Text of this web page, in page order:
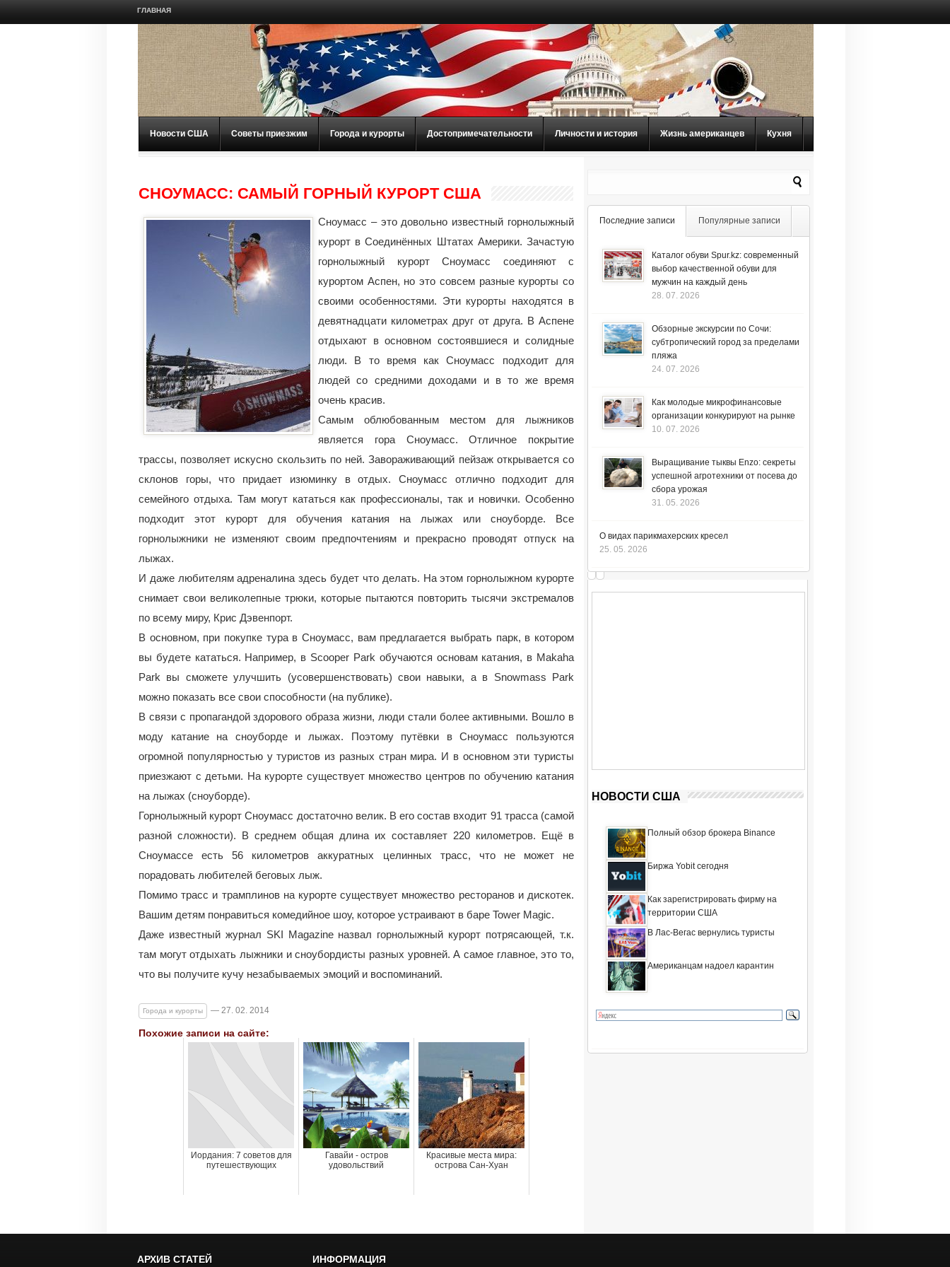
ГЛАВНАЯ
Новости США Советы приезжим Города и курорты Достопримечательности Личности и история Жизнь американцев Кухня
СНОУМАСС: САМЫЙ ГОРНЫЙ КУРОРТ США
Сноумасс – это довольно известный горнолыжный
курорт в Соединённых Штатах Америки. Зачастую
горнолыжный курорт Сноумасс соединяют с
курортом Аспен, но это совсем разные курорты со
своими особенностями. Эти курорты находятся в
девятнадцати километрах друг от друга. В Аспене
отдыхают в основном состоявшиеся и солидные
люди. В то время как Сноумасс подходит для
людей со средними доходами и в то же время
очень красив.
Самым облюбованным местом для лыжников
является гора Сноумасс. Отличное покрытие
трассы, позволяет искусно скользить по ней. Завораживающий пейзаж открывается со
склонов горы, что придает изюминку в отдых. Сноумасс отлично подходит для
семейного отдыха. Там могут кататься как профессионалы, так и новички. Особенно
подходит этот курорт для обучения катания на лыжах или сноуборде. Все
горнолыжники не изменяют своим предпочтениям и прекрасно проводят отпуск на
лыжах.
И даже любителям адреналина здесь будет что делать. На этом горнолыжном курорте
снимает свои великолепные трюки, которые пытаются повторить тысячи экстремалов
по всему миру, Крис Дэвенпорт.
В основном, при покупке тура в Сноумасс, вам предлагается выбрать парк, в котором
вы будете кататься. Например, в Scooper Park обучаются основам катания, в Makaha
Park вы сможете улучшить (усовершенствовать) свои навыки, а в Snowmass Park
можно показать все свои способности (на публике).
В связи с пропагандой здорового образа жизни, люди стали более активными. Вошло в
моду катание на сноуборде и лыжах. Поэтому путёвки в Сноумасс пользуются
огромной популярностью у туристов из разных стран мира. И в основном эти туристы
приезжают с детьми. На курорте существует множество центров по обучению катания
на лыжах (сноуборде).
Горнолыжный курорт Сноумасс достаточно велик. В его состав входит 91 трасса (самой
разной сложности). В среднем общая длина их составляет 220 километров. Ещё в
Сноумассе есть 56 километров аккуратных целинных трасс, что не может не
порадовать любителей беговых лыж.
Помимо трасс и трамплинов на курорте существует множество ресторанов и дискотек.
Вашим детям понравиться комедийное шоу, которое устраивают в баре Tower Magic.
Даже известный журнал SKI Magazine назвал горнолыжный курорт потрясающей, т.к.
там могут отдыхать лыжники и сноубордисты разных уровней. А самое главное, это то,
что вы получите кучу незабываемых эмоций и воспоминаний.
Города и курорты — 27. 02. 2014
Похожие записи на сайте:
Иордания: 7 советов для
путешествующих
Гавайи - остров
удовольствий
Красивые места мира:
острова Сан-Хуан
Последние записи Популярные записи
Каталог обуви Spur.kz: современный
выбор качественной обуви для
мужчин на каждый день
28. 07. 2026
Обзорные экскурсии по Сочи:
субтропический город за пределами
пляжа
24. 07. 2026
Как молодые микрофинансовые
организации конкурируют на рынке
10. 07. 2026
Выращивание тыквы Enzo: секреты
успешной агротехники от посева до
сбора урожая
31. 05. 2026
О видах парикмахерских кресел
25. 05. 2026
НОВОСТИ США
Полный обзор брокера Binance
Биржа Yobit сегодня
Как зарегистрировать фирму на
территории США
В Лас-Вегас вернулись туристы
Американцам надоел карантин
АРХИВ СТАТЕЙ ИНФОРМАЦИЯ